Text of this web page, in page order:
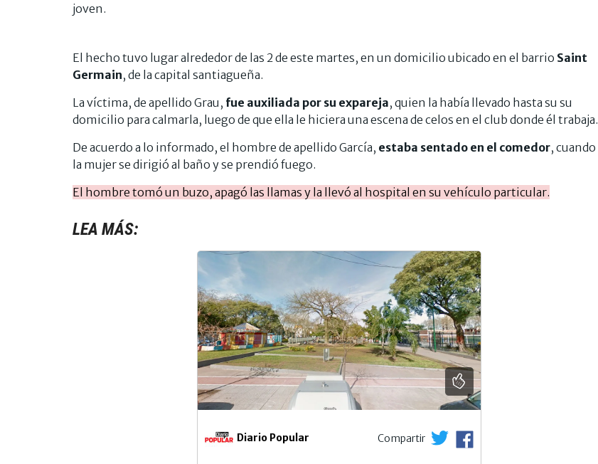
joven.
El hecho tuvo lugar alrededor de las 2 de este martes, en un domicilio ubicado en el barrio Saint
Germain, de la capital santiagueña.
La víctima, de apellido Grau, fue auxiliada por su expareja, quien la había llevado hasta su su
domicilio para calmarla, luego de que ella le hiciera una escena de celos en el club donde él trabaja.
De acuerdo a lo informado, el hombre de apellido García, estaba sentado en el comedor, cuando
la mujer se dirigió al baño y se prendió fuego.
El hombre tomó un buzo, apagó las llamas y la llevó al hospital en su vehículo particular.
LEA MÁS:
Diario Popular Compartir